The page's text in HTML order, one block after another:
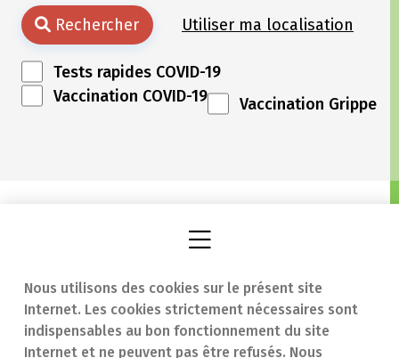
Nous utilisons des cookies sur le présent site
Internet. Les cookies strictement nécessaires sont
indispensables au bon fonctionnement du site
Internet et ne peuvent pas être refusés. Nous
Rechercher Utiliser ma localisation
Tests rapides COVID-19
Vaccination COVID-19
Vaccination Grippe
Trouver une
En cas d'urgence